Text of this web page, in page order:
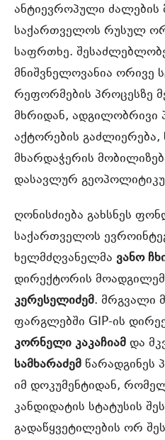
ანტიევროპული
საქართველოს რუსულ
საფრთხე.
მნიშვნელოვანია ორივე
რეფორმების პროცესზე
მხრიდან,
აქტორების გაძლიერება,
მხარდაჭერის
დასავლურ
ღონისძიება გახსნეს
საქართველოს
ხელმძღვანელმა ვანო
დირექტორის
კერესელიძემ. მრგვალი
ფარგლებში GIP-ის
კორნელი კაკაჩიამდა
სამხარაძემ წარადგინეს
იმ დოკუმენტიდან,
კანდიდატის სტატუსის
გადაწყვეტილების ორ